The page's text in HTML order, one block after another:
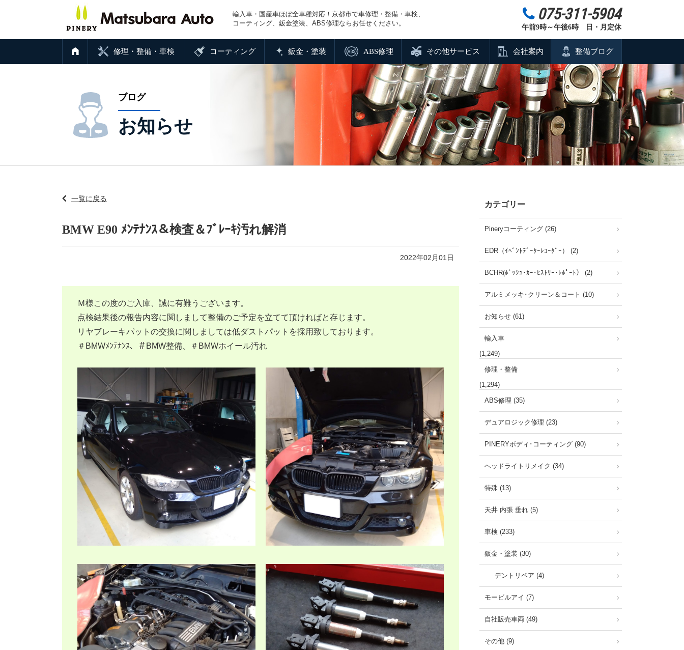
輸入車・国産車ほぼ全車種対応！京都市で車修理・整備・車検、
コーティング、鈑金塗装、ABS修理ならお任せください。
075-311-5904
午前9時～午後6時 日・月定休
修理・整備・車検 コーティング 鈑金・塗装 ABS修理 その他サービス 会社案内 整備ブログ
ブログ
お知らせ
一覧に戻る
BMW E90 ﾒﾝﾃﾅﾝｽ＆検査＆ﾌﾞﾚｰｷ汚れ解消
2022年02月01日
Ｍ様この度のご入庫、誠に有難うございます。
点検結果後の報告内容に関しまして整備のご予定を立てて頂ければと存じます。
リヤブレーキパットの交換に関しましては低ダストパットを採用致しております。
＃BMWﾒﾝﾃﾅﾝｽ、＃BMW整備、＃BMWホイール汚れ
カテゴリー
Pineryコーティング (26)
EDR（ｲﾍﾞﾝﾄﾃﾞｰﾀｰﾚｺｰﾀﾞｰ） (2)
BCHR(ﾎﾞｯｼｭ･ｶｰ･ﾋｽﾄﾘｰ･ﾚﾎﾟｰﾄ） (2)
アルミメッキ･クリーン＆コート (10)
お知らせ (61)
輸入車
(1,249)
修理・整備
(1,294)
ABS修理 (35)
デュアロジック修理 (23)
PINERYボディ･コーティング (90)
ヘッドライトリメイク (34)
特殊 (13)
天井 内張 垂れ (5)
車検 (233)
鈑金・塗装 (30)
デントリペア (4)
モービルアイ (7)
自社販売車両 (49)
その他 (9)